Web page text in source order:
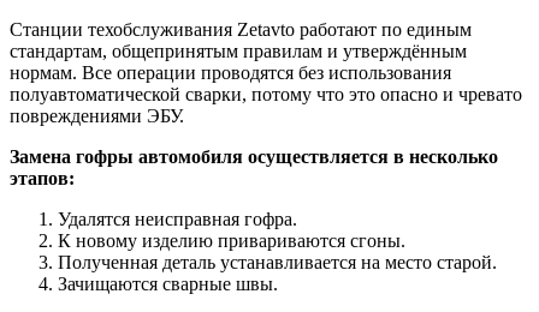
Станции техобслуживания Zetavto работают по единым
стандартам, общепринятым правилам и утверждённым
нормам. Все операции проводятся без использования
полуавтоматической сварки, потому что это опасно и чревато
повреждениями ЭБУ.
Замена гофры автомобиля осуществляется в несколько
этапов:
Удалятся неисправная гофра.
К новому изделию привариваются сгоны.
Полученная деталь устанавливается на место старой.
Зачищаются сварные швы.